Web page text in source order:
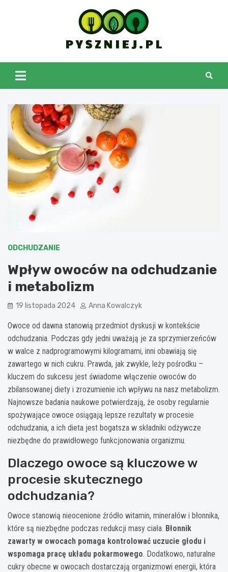
pyszniej.pl
ODCHUDZANIE
Wpływ owoców na odchudzanie
i metabolizm
19 listopada 2024 Anna Kowalczyk
Owoce od dawna stanowią przedmiot dyskusji w kontekście
odchudzania. Podczas gdy jedni uważają je za sprzymierzeńców
w walce z nadprogramowymi kilogramami, inni obawiają się
zawartego w nich cukru. Prawda, jak zwykle, leży pośrodku –
kluczem do sukcesu jest świadome włączenie owoców do
zbilansowanej diety i zrozumienie ich wpływu na nasz metabolizm.
Najnowsze badania naukowe potwierdzają, że osoby regularnie
spożywające owoce osiągają lepsze rezultaty w procesie
odchudzania, a ich dieta jest bogatsza w składniki odżywcze
niezbędne do prawidłowego funkcjonowania organizmu.
Dlaczego owoce są kluczowe w
procesie skutecznego
odchudzania?
Owoce stanowią nieocenione źródło witamin, minerałów i błonnika,
które są niezbędne podczas redukcji masy ciała. Błonnik
zawarty w owocach pomaga kontrolować uczucie głodu i
wspomaga pracę układu pokarmowego. Dodatkowo, naturalne
cukry obecne w owocach dostarczają organizmowi energii, która